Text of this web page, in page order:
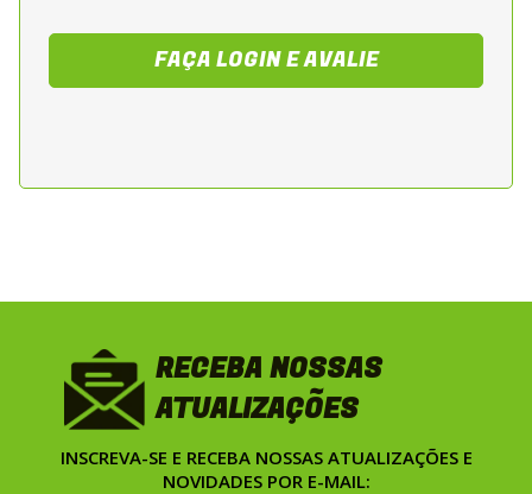
Davidson submetidas a condicoes variadas,
como percursos urbanos, rodoviarios e
viagens longas. Recomendado para quem
lubrificacao eficiente e preservando a vida
especifico do aperto.
FAÇA LOGIN E AVALIE
RECEBA NOSSAS
ATUALIZAÇÕES
INSCREVA-SE E RECEBA NOSSAS ATUALIZAÇÕES E
NOVIDADES POR E-MAIL: